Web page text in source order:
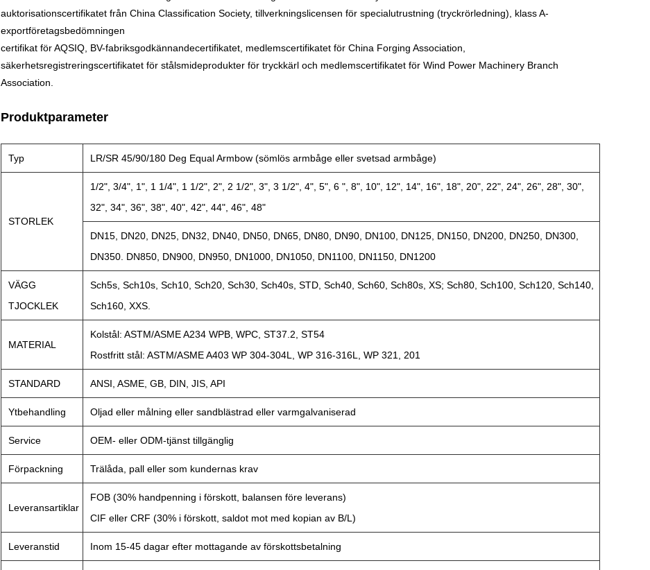
auktorisationscertifikatet från China Classification Society, tillverkningslicensen för specialutrustning (tryckrörledning), klass A-
exportföretagsbedömningen
certifikat för AQSIQ, BV-fabriksgodkännandecertifikatet, medlemscertifikatet för China Forging Association,
säkerhetsregistreringscertifikatet för stålsmideprodukter för tryckkärl och medlemscertifikatet för Wind Power Machinery Branch
Association.
Produktparameter
Typ LR/SR 45/90/180 Deg Equal Armbow (sömlös armbåge eller svetsad armbåge)
STORLEK
1/2", 3/4", 1", 1 1/4", 1 1/2", 2", 2 1/2", 3", 3 1/2", 4", 5", 6 ", 8", 10", 12", 14", 16", 18", 20", 22", 24", 26", 28", 30",
32", 34", 36", 38", 40", 42", 44", 46", 48"
DN15, DN20, DN25, DN32, DN40, DN50, DN65, DN80, DN90, DN100, DN125, DN150, DN200, DN250, DN300,
DN350. DN850, DN900, DN950, DN1000, DN1050, DN1100, DN1150, DN1200
VÄGG
TJOCKLEK
Sch5s, Sch10s, Sch10, Sch20, Sch30, Sch40s, STD, Sch40, Sch60, Sch80s, XS; Sch80, Sch100, Sch120, Sch140,
Sch160, XXS.
MATERIAL
Kolstål: ASTM/ASME A234 WPB, WPC, ST37.2, ST54
Rostfritt stål: ASTM/ASME A403 WP 304-304L, WP 316-316L, WP 321, 201
STANDARD ANSI, ASME, GB, DIN, JIS, API
Ytbehandling Oljad eller målning eller sandblästrad eller varmgalvaniserad
Service OEM- eller ODM-tjänst tillgänglig
Förpackning Trälåda, pall eller som kundernas krav
Leveransartiklar
FOB (30% handpenning i förskott, balansen före leverans)
CIF eller CRF (30% i förskott, saldot mot med kopian av B/L)
Leveranstid Inom 15-45 dagar efter mottagande av förskottsbetalning